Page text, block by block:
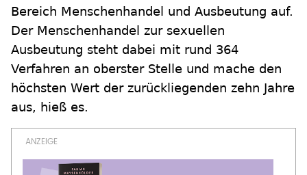
Bereich Menschenhandel und Ausbeutung auf.
Der Menschenhandel zur sexuellen
Ausbeutung steht dabei mit rund 364
Verfahren an oberster Stelle und mache den
höchsten Wert der zurückliegenden zehn Jahre
aus, hieß es.